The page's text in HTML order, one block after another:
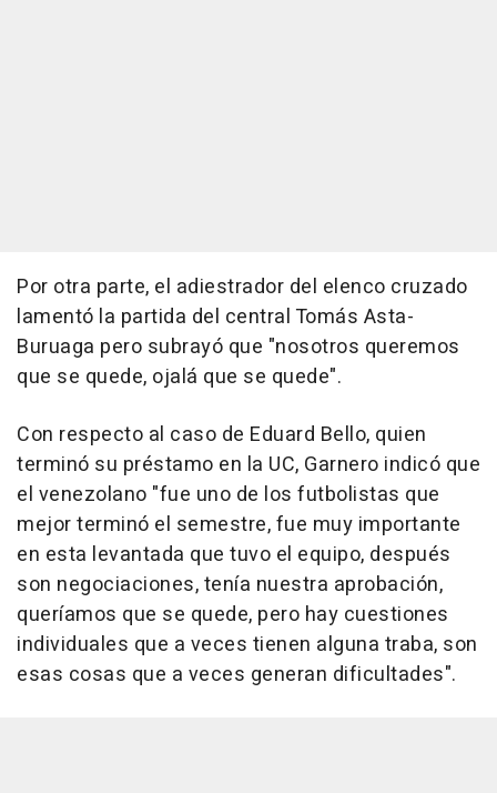
Por otra parte, el adiestrador del elenco cruzado
lamentó la partida del central Tomás Asta-
Buruaga pero subrayó que "nosotros queremos
que se quede, ojalá que se quede".
Con respecto al caso de Eduard Bello, quien
terminó su préstamo en la UC, Garnero indicó que
el venezolano "fue uno de los futbolistas que
mejor terminó el semestre, fue muy importante
en esta levantada que tuvo el equipo, después
son negociaciones, tenía nuestra aprobación,
queríamos que se quede, pero hay cuestiones
individuales que a veces tienen alguna traba, son
esas cosas que a veces generan dificultades".